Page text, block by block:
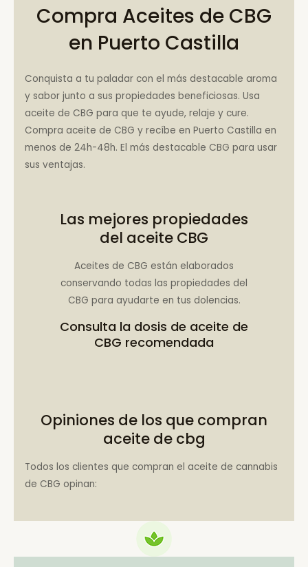
Compra Aceites de CBG
en Puerto Castilla
Conquista a tu paladar con el más destacable aroma
y sabor junto a sus propiedades beneficiosas. Usa
aceite de CBG para que te ayude, relaje y cure.
Compra aceite de CBG y recíbe en Puerto Castilla en
menos de 24h-48h. El más destacable CBG para usar
sus ventajas.
Las mejores propiedades
del aceite CBG
Aceites de CBG están elaborados
conservando todas las propiedades del
CBG para ayudarte en tus dolencias.
Consulta la dosis de aceite de
CBG recomendada
Opiniones de los que compran
aceite de cbg
Todos los clientes que compran el aceite de cannabis
de CBG opinan: